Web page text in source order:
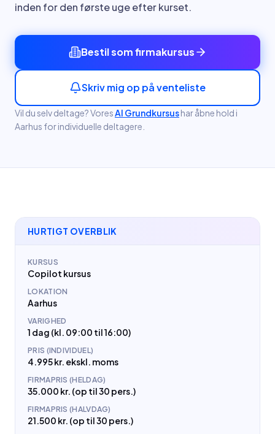
inden for den første uge efter kurset.
Bestil som firmakursus
Skriv mig op på venteliste
Vil du selv deltage? VoresAI Grundkursushar åbne hold i
Aarhus for individuelle deltagere.
HURTIGT OVERBLIK
KURSUS
Copilot kursus
LOKATION
Aarhus
VARIGHED
1 dag (kl. 09:00 til 16:00)
PRIS (INDIVIDUEL)
4.995 kr. ekskl. moms
FIRMAPRIS (HELDAG)
35.000 kr. (op til 30 pers.)
FIRMAPRIS (HALVDAG)
21.500 kr. (op til 30 pers.)